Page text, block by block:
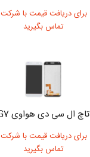
برای دریافت قیمت با شرکت
تماس بگیرید
تاچ ال سی دی هواوی G7
برای دریافت قیمت با شرکت
تماس بگیرید